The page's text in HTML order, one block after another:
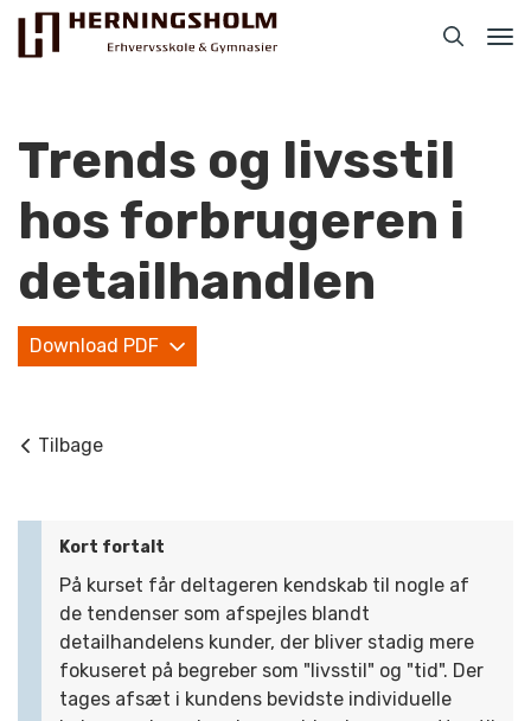
Praktisk
For beskæftigede
Kontakt
Trends og livsstil
hos forbrugeren i
detailhandlen
Download PDF
Tilbage
Kort fortalt
På kurset får deltageren kendskab til nogle af
de tendenser som afspejles blandt
detailhandelens kunder, der bliver stadig mere
fokuseret på begreber som "livsstil" og "tid". Der
tages afsæt i kundens bevidste individuelle